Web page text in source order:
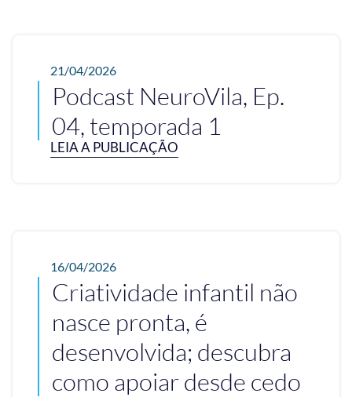
21/04/2026
Podcast NeuroVila, Ep.
04, temporada 1
LEIA A PUBLICAÇÃO
16/04/2026
Criatividade infantil não
nasce pronta, é
desenvolvida; descubra
como apoiar desde cedo